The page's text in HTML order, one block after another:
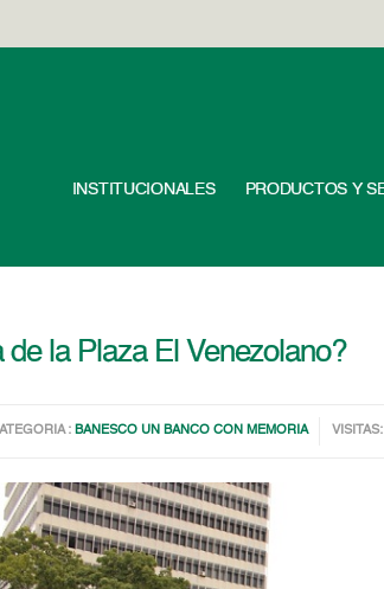
INSTITUCIONALES PRODUCTOS Y
la Plaza El Venezolano?
: BANESCO UN BANCO CON MEMORIA